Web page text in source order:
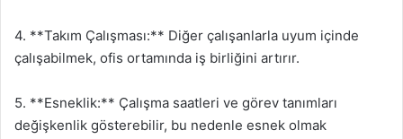
4. **Takım Çalışması:** Diğer çalışanlarla uyum içinde
çalışabilmek, ofis ortamında iş birliğini artırır.
5. **Esneklik:** Çalışma saatleri ve görev tanımları
değişkenlik gösterebilir, bu nedenle esnek olmak